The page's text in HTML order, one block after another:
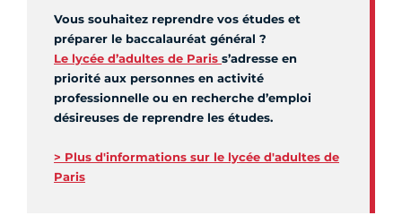
Vous souhaitez reprendre vos études et
préparer le baccalauréat général ?
Le lycée d’adultes de Paris s’adresse en
priorité aux personnes en activité
professionnelle ou en recherche d’emploi
désireuses de reprendre les études.
> Plus d'informations sur le lycée d'adultes de
Paris